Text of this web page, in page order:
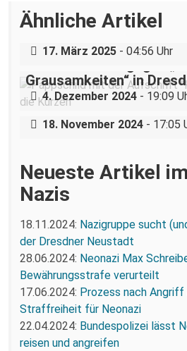
Ähnliche Artikel
Holocaustgedenktag in
17. März 2025 - 04:56 Uhr
„Teilhabe ist nicht
Grausamkeiten“ in
4. Dezember 2024 - 19:09
Nazigruppe sucht (und
in der Dresdner Neustadt
18. November 2024 - 17:05
Neueste Artikel
Nazis
18.11.2024: Nazigruppe sucht
der Dresdner Neustadt
28.06.2024: Neonazi Max
Bewährungsstrafe verurteilt
17.06.2024: Prozess nach Angriff
Straffreiheit für Neonazi
22.04.2024: Bundespolizei lässt
reisen und angreifen